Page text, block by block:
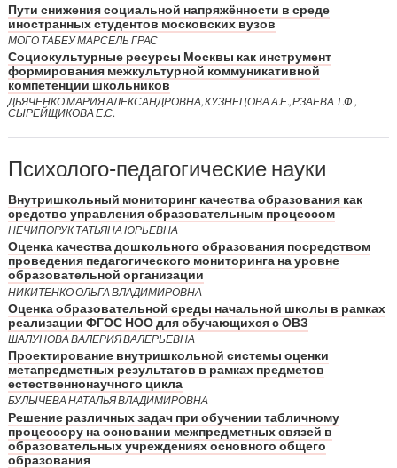
Пути снижения социальной напряжённости в среде
иностранных студентов московских вузов
МОГО ТАБЕУ МАРСЕЛЬ ГРАС
Социокультурные ресурсы Москвы как инструмент
формирования межкультурной коммуникативной
компетенции школьников
ДЬЯЧЕНКО МАРИЯ АЛЕКСАНДРОВНА, КУЗНЕЦОВА А.Е., РЗАЕВА Т.Ф.,
СЫРЕЙЩИКОВА Е.С.
Психолого-педагогические науки
Внутришкольный мониторинг качества образования как
средство управления образовательным процессом
НЕЧИПОРУК ТАТЬЯНА ЮРЬЕВНА
Оценка качества дошкольного образования посредством
проведения педагогического мониторинга на уровне
образовательной организации
НИКИТЕНКО ОЛЬГА ВЛАДИМИРОВНА
Оценка образовательной среды начальной школы в рамках
реализации ФГОС НОО для обучающихся с ОВЗ
ШАЛУНОВА ВАЛЕРИЯ ВАЛЕРЬЕВНА
Проектирование внутришкольной системы оценки
метапредметных результатов в рамках предметов
естественнонаучного цикла
БУЛЫЧЕВА НАТАЛЬЯ ВЛАДИМИРОВНА
Решение различных задач при обучении табличному
процессору на основании межпредметных связей в
образовательных учреждениях основного общего
образования